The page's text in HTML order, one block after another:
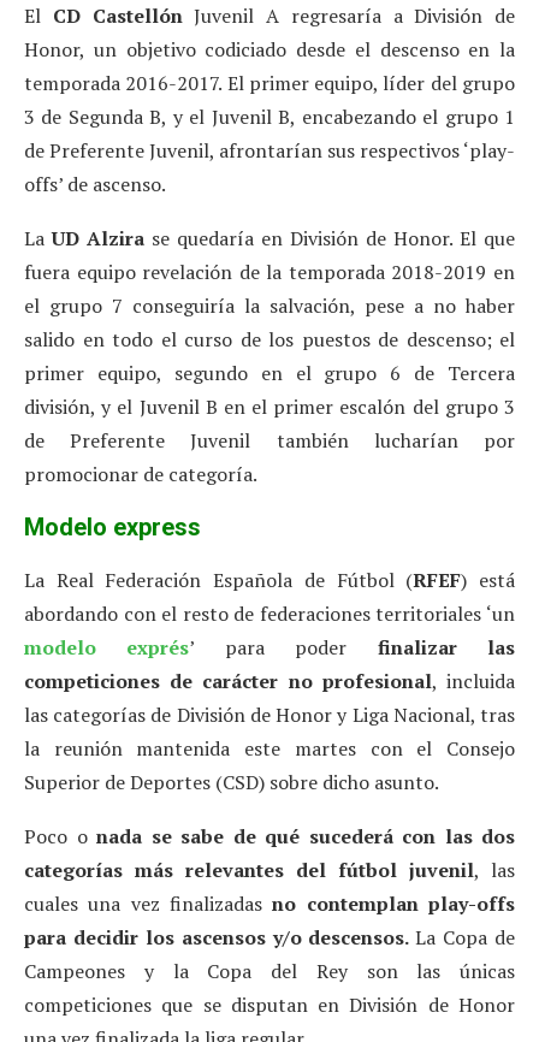
El CD CastellónJuvenil A regresaría a División de
Honor, un objetivo codiciado desde el descenso en la
temporada 2016-2017. El primer equipo, líder del grupo
3 de Segunda B, y el Juvenil B, encabezando el grupo 1
de Preferente Juvenil, afrontarían sus respectivos ‘play-
offs’ de ascenso.
LaUD Alzira se quedaría en División de Honor. El que
fuera equipo revelación de la temporada 2018-2019 en
el grupo 7 conseguiría la salvación, pese a no haber
salido en todo el curso de los puestos de descenso; el
primer equipo, segundo en el grupo 6 de Tercera
división, y el Juvenil B en el primer escalón del grupo 3
de Preferente Juvenil también lucharían por
promocionar de categoría.
Modelo express
La Real Federación Española de Fútbol (RFEF) está
abordando con el resto de federaciones territoriales ‘un
modelo exprés’ para poder finalizar las
competiciones de carácter no profesional, incluida
las categorías de División de Honor y Liga Nacional, tras
la reunión mantenida este martes con el Consejo
Superior de Deportes (CSD) sobre dicho asunto.
Poco o nada se sabe de qué sucederá con las dos
categorías más relevantes del fútbol juvenil, las
cuales una vez finalizadasno contemplan play-offs
para decidir los ascensos y/o descensos.La Copa de
Campeones y la Copa del Rey son las únicas
competiciones que se disputan en División de Honor